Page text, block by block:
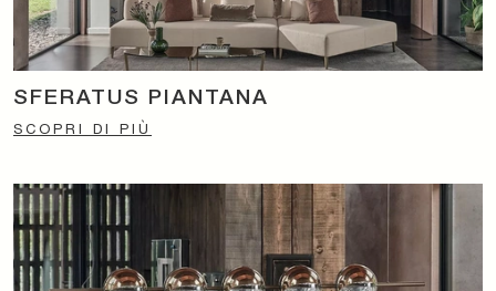
SFERATUS PIANTANA
SCOPRI DI PIÙ